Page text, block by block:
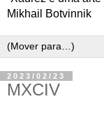
Mikhail Botvinnik
2023/02/23
MXCIV